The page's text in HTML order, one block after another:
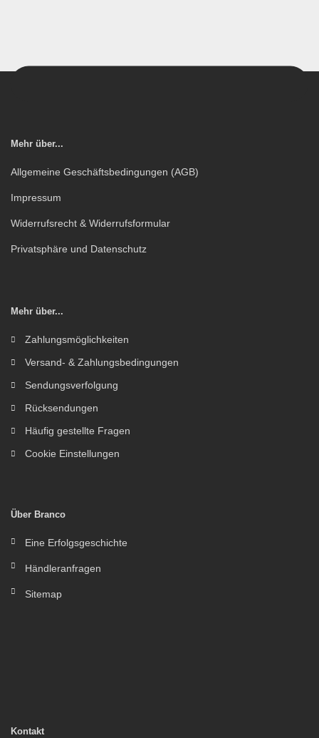
Mehr über...
Allgemeine Geschäftsbedingungen (AGB)
Impressum
Widerrufsrecht & Widerrufsformular
Privatsphäre und Datenschutz
Mehr über...
Zahlungsmöglichkeiten
Versand- & Zahlungsbedingungen
Sendungsverfolgung
Rücksendungen
Häufig gestellte Fragen
Cookie Einstellungen
Über Branco
Eine Erfolgsgeschichte
Händleranfragen
Sitemap
Kontakt